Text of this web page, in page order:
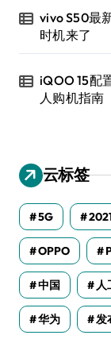
vivo S50最
时机来了
iQOO 15配
人购机指南
云标签
5G
OPPO
中国 人
华为 发